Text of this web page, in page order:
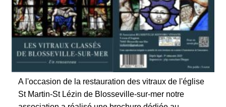
A l'occasion de la restauration des vitraux de l'église
St Martin-St Lézin de Blosseville-sur-mer notre